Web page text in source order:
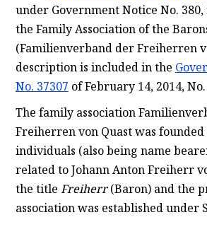
under Government Notice No.
the Family Association of the
(Familienverband der Freiherren
description is included in the
No. 37307 of February 14, 2014, No.
The family association
Freiherren von Quast was
individuals (also being name
related to Johann Anton Freiherr
the title Freiherr(Baron) and the
association was established under